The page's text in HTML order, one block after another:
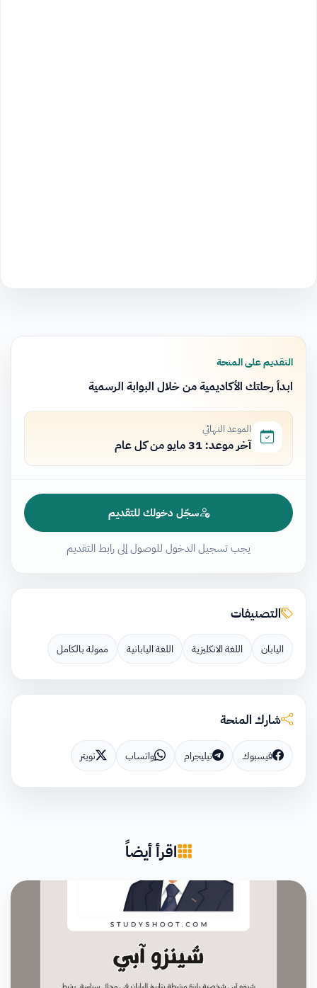
التقديم على المنحة
ابدأ رحلتك الأكاديمية من خلال البوابة الرسمية
الموعد النهائي
آخر موعد: 31 مايو من كل عام
سجّل دخولك للتقديم
يجب تسجيل الدخول للوصول إلى رابط التقديم
التصنيفات
اليابان اللغة الانكليزية اللغة اليابانية ممولة بالكامل
شارك المنحة
فيسبوك تيليجرام واتساب تويتر
اقرأ أيضاً